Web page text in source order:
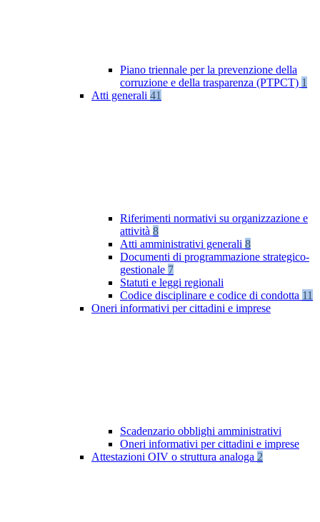
Piano triennale per la prevenzione della
corruzione e della trasparenza (PTPCT) 1
Atti generali 41
Riferimenti normativi su organizzazione e
attività 8
Atti amministrativi generali 8
Documenti di programmazione strategico-
gestionale 7
Statuti e leggi regionali
Codice disciplinare e codice di condotta 11
Oneri informativi per cittadini e imprese
Scadenzario obblighi amministrativi
Oneri informativi per cittadini e imprese
Attestazioni OIV o struttura analoga 2